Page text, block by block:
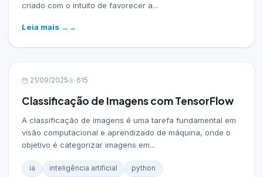
criado com o intuito de favorecer a...
Leia mais →
21/09/2025 615
Classificação de Imagens com TensorFlow
A classificação de imagens é uma tarefa fundamental em
visão computacional e aprendizado de máquina, onde o
objetivo é categorizar imagens em...
ia inteligência artificial python